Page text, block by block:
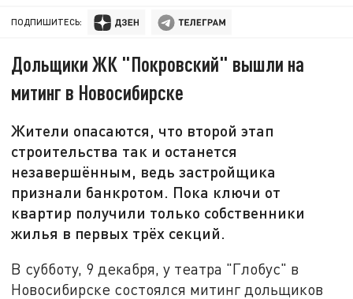
ПОДПИШИТЕСЬ:
Дольщики ЖК "Покровский" вышли на
митинг в Новосибирске
Жители опасаются, что второй этап
строительства так и останется
незавершённым, ведь застройщика
признали банкротом. Пока ключи от
квартир получили только собственники
жилья в первых трёх секций.
В субботу, 9 декабря, у театра "Глобус" в
Новосибирске состоялся митинг дольщиков